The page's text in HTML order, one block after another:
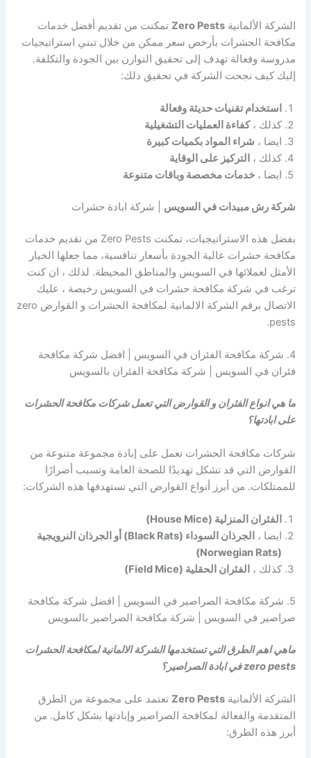
الشركة الألمانيةZero Pests تمكنت من تقديم أفضل خدمات
مكافحة الحشرات بأرخص سعر ممكن من خلال تبني استراتيجيات
مدروسة وفعالة تهدف إلى تحقيق التوازن بين الجودة والتكلفة.
إليك كيف نجحت الشركة في تحقيق ذلك:
استخدام تقنيات حديثة وفعالة
كذلك ،كفاءة العمليات التشغيلية
ايضا ، شراء المواد بكميات كبيرة
كذلك ، التركيز على الوقاية
ايضا ،خدمات مخصصة وباقات متنوعة
شركة رش مبيدات في السويس | شركة ابادة حشرات
بفضل هذه الاستراتيجيات، تمكنت Zero Pests من تقديم خدمات
مكافحة حشرات عالية الجودة بأسعار تنافسية، مما جعلها الخيار
الأمثل لعملائها في السويس والمناطق المحيطة. لذلك ، ان كنت
ترغب في شركة مكافحة حشرات في السويس رخيصة ، عليك
الاتصال برقم الشركة الالمانية لمكافحة الحشرات و القوارض zero
pests.
4. شركة مكافحة الفئران في السويس | افضل شركة مكافحة
فئران في السويس | شركة مكافحة الفئران بالسويس
ما هي انواع الفئران و القوارض التي تعمل شركات مكافحة الحشرات
على ابادتها؟
شركات مكافحة الحشرات تعمل على إبادة مجموعة متنوعة من
القوارض التي قد تشكل تهديدًا للصحة العامة وتسبب أضرارًا
للممتلكات. من أبرز أنواع القوارض التي تستهدفها هذه الشركات:
الفئران المنزلية (House Mice)
ايضا ،
الجرذان السوداء (Black Rats) أو الجرذان النرويجية
(Norwegian Rats)
كذلك ، الفئران الحقلية (Field Mice)
5. شركة مكافحة الصراصير في السويس | افضل شركة مكافحة
صراصير في السويس | شركة مكافحة الصراصير بالسويس
ماهي اهم الطرق التي تستخدمها الشركة الالمانية لمكافحة الحشرات
zero pests في ابادة الصراصير؟
الشركة الألمانيةZero Pests تعتمد على مجموعة من الطرق
المتقدمة والفعالة لمكافحة الصراصير وإبادتها بشكل كامل. من
أبرز هذه الطرق: